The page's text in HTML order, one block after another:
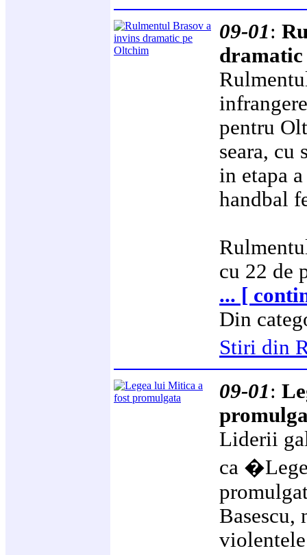
09-01:
pentru
seara, cu
in etapa
handbal
cu 22 de
... [
Din
Stiri din
09-01:
Liderii
ca
Basescu,